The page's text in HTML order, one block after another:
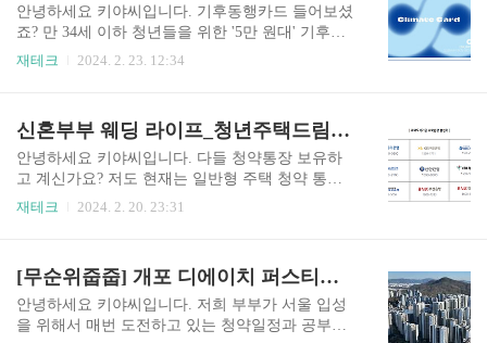
시 청년 월세 신청하기 청년안심주택서울시 청년,
신혼부부를 위해 역세권 및 간선도로변에 주변시
세대비 저렴한 임대주택을 공급합니다soco.seoul.g
o.kr 1. 서울시 청년 월세 지원사업 신청자격건강
표준액, 국민기초생활수급자 해당분야(거주지 동
사무소 전화문의)를..
안녕하세요 키야씨입니다. 기후동행카드 들어보셨
죠? 만 34세 이하 청년들을 위한 '5만 원대' 기후동
행카드가 나온다고 합니다! 출시 이후 한 달이 채
다. 1. 기후동행카드 청년서울시는 만 19세부터 34
세 청년들을 대상으로, 가격 5만5000원권(따릉이
미포함)과 5만 8000원권(따릉이 포함) 두 종류의 청
년 맞춤형 기후동행카드를 선보인다고 합니다. 기
존 가격 6만2000원권과 6만 5000원권에 비해 약 1
카드 구매, 충전, 환급모바일카드는 모바일 티머니
앱 다..
재테크 2024. 2. 23. 12:34
신혼부부 웨딩 라이프_청년주택드림통장 가입, 조건, 대출
안녕하세요 키야씨입니다. 다들 청약통장 보유하
고 계신가요? 저도 현재는 일반형 주택 청약 통장
을 갖고 있는데, 무주택 청년의 주택 구입과 자산
이전받으면서 전환하려고 합니다. 청년주택드림청
약통장 가입하기 1. 청년주택드림 가입방법청년주
택드림청약통장은 2월 21일부터 전국 주택도시기
재테크 2024. 2. 20. 23:31
[무순위줍줍] 개포 디에이치 퍼스티어 아이파크_분양가, 시세차익, 입지, 자격조건
안녕하세요 키야씨입니다. 저희 부부가 서울 입성
을 위해서 매번 도전하고 있는 청약일정과 공부한